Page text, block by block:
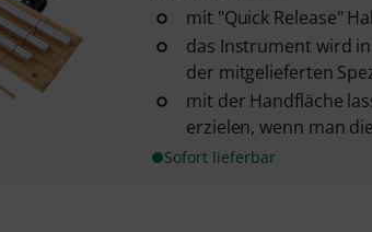
mit "Quick Release"
das Instrument wird
der mitgelieferten
mit der Handfläche
erzielen, wenn man
Sofort lieferbar